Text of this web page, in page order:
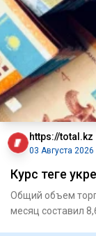
https://total.kz
03 Августа 2026
Курс теңге
Общий объем
месяц составил